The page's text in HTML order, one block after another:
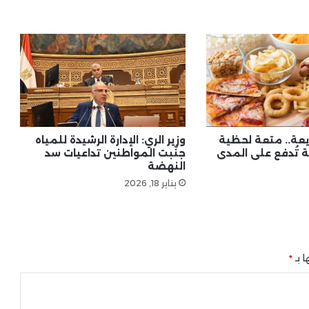
مع رئيس المجلس العالمي للسفر
والسياحة اليوم
مصر وألمانيا تؤكدان أهمية التهدئة
ودعم الحوار بين إيران والولايات المتحدة
متعة لحظية
تُدفع على المدى
وزير الري: الإدارة الرشيدة للمياه
جنّبت المواطنين تداعيات سد
النهضة
يناير 18, 2026
بـ*